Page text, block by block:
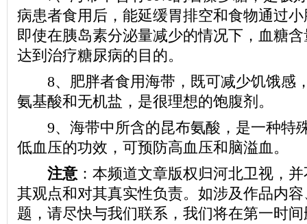
病患者食用后，能延缓胃排空和食物通过
即使在胰岛素分泌量减少的情况下，血糖
达到治疗糖尿病的目的。
8、肥胖者食用海带，既可减少饥饿感
氨基酸和无机盐，是很理想的饱腹剂。
9、海带中所含的昆布氨酸，是一种特
低血压的功效，可预防高血压和脑溢血。
注意 ：本频道文章版权归河北卫视，
其观点和对其真实性负责。如涉及作品内
题，请尽快与我们联系，我们将在第一时